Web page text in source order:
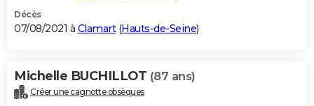
Décès
07/08/2021 à Clamart(Hauts-de-Seine)
Michelle BUCHILLOT (87 ans)
Créer une cagnotte obsèques